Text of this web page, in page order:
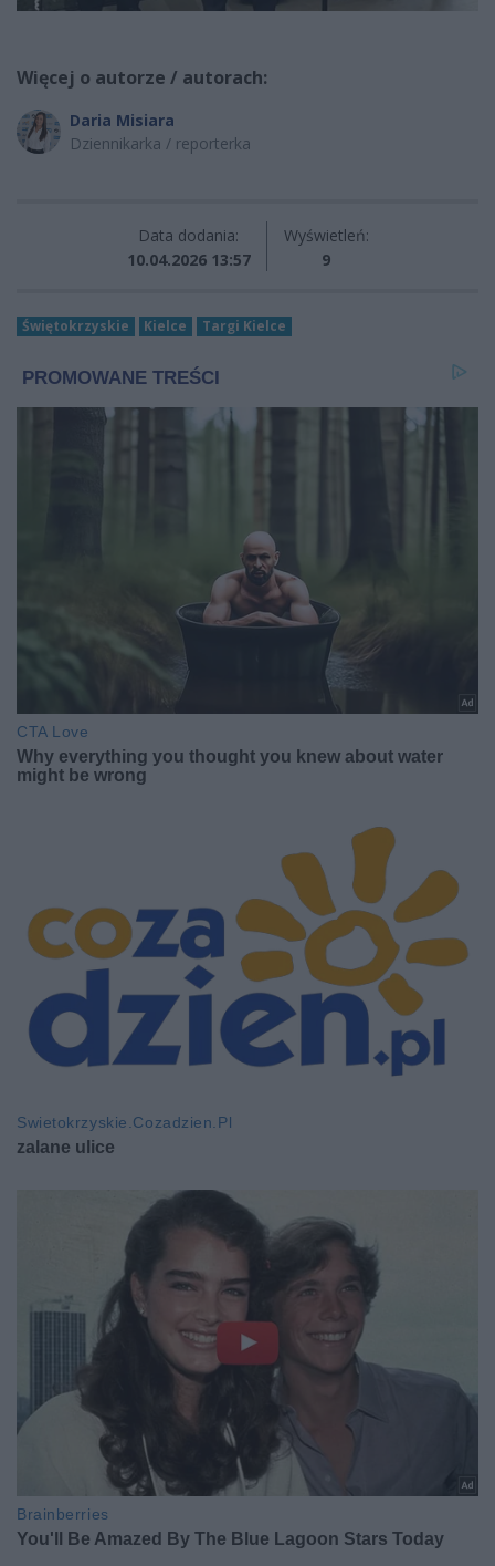
Więcej o autorze / autorach:
Daria Misiara
Dziennikarka / reporterka
Data dodania:
10.04.2026 13:57
Wyświetleń:
9
Świętokrzyskie Kielce Targi Kielce